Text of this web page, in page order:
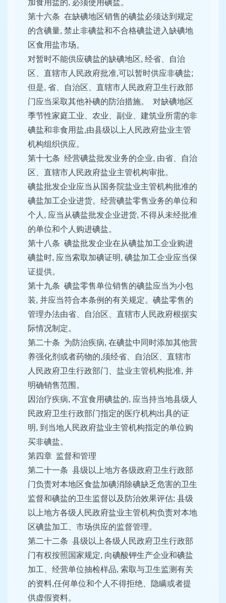
加食用盐的, 必须使用碘盐。
第十六条 在缺碘地区销售的碘盐必须达到规定
的含碘量, 禁止非碘盐和不合格碘盐进入缺碘地
区食用盐市场。
对暂时不能供应碘盐的缺碘地区, 经省、自治
区、直辖市人民政府批准,可以暂时供应非碘盐;
但是, 省、自治区、直辖市人民政府卫生行政部
门应当采取其他补碘的防治措施。 对缺碘地区
季节性家庭工业、农业、副业、建筑业所需的非
碘盐和非食用盐,由县级以上人民政府盐业主管
机构组织供应。
第十七条 经营碘盐批发业务的企业, 由省、自治
区、直辖市人民政府盐业主管机构审批。
碘盐批发企业应当从国务院盐业主管机构批准的
碘盐加工企业进货。经营碘盐零售业务的单位和
个人, 应当从碘盐批发企业进货, 不得从未经批准
的单位和个人购进碘盐。
第十八条 碘盐批发企业在从碘盐加工企业购进
碘盐时, 应当索取加碘证明, 碘盐加工企业应当保
证提供。
第十九条 碘盐零售单位销售的碘盐应当为小包
装, 并应当符合本条例的有关规定。碘盐零售的
管理办法由省、自治区、直辖市人民政府根据实
际情况制定。
第二十条 为防治疾病, 在碘盐中同时添加其他营
养强化剂或者药物的,须经省、自治区、直辖市
人民政府卫生行政部门、盐业主管机构批准, 并
明确销售范围。
因治疗疾病, 不宜食用碘盐的, 应当持当地县级人
民政府卫生行政部门指定的医疗机构出具的证
明, 到当地人民政府盐业主管机构指定的单位购
买非碘盐。
第四章 监督和管理
第二十一条 县级以上地方各级政府卫生行政部
门负责对本地区食盐加碘消除碘缺乏危害的卫生
监督和碘盐的卫生监督以及防治效果评估; 县级
以上地方各级人民政府盐业主管机构负责对本地
区碘盐加工、市场供应的监督管理。
第二十二条 县级以上各级人民政府卫生行政部
门有权按照国家规定, 向碘酸钾生产企业和碘盐
加工、经营单位抽检样品, 索取与卫生监测有关
的资料,任何单位和个人不得拒绝、隐瞒或者提
供虚假资料。